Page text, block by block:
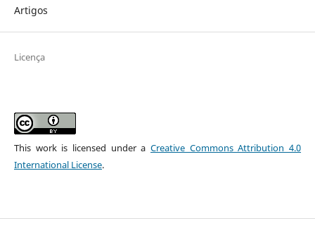
Artigos
Licença
This work is licensed under aCreative Commons Attribution 4.0
International License.